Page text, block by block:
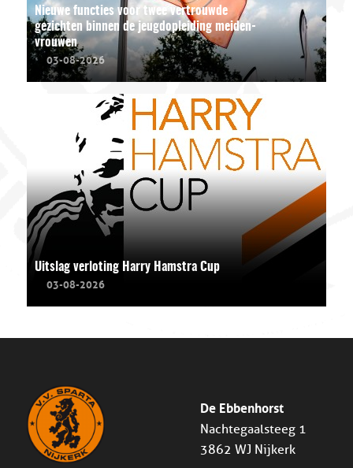
Nieuwe functies voor twee vertrouwde
gezichten binnen de jeugdopleiding meiden-
vrouwen
03-08-2026
Uitslag verloting Harry Hamstra Cup
03-08-2026
De Ebbenhorst
Nachtegaalsteeg 1
3862 WJ Nijkerk